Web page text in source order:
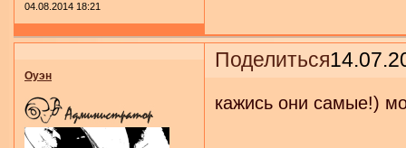
04.08.2014 18:21
Поделиться
Оуэн
кажись они самые!)